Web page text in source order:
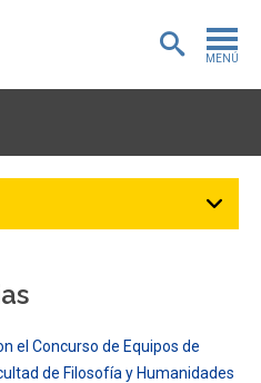
MENÚ
el Concurso de Equipos de
de Filosofía y Humanidades